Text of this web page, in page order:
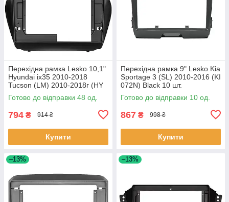
Перехідна рамка Lesko 10,1"
Hyundai ix35 2010-2018
Tucson (LM) 2010-2018г (HY
136T) Black 48 шт.
Готово до відправки 48 од.
794 ₴ 914 ₴
Купити
Перехідна рамка 9" Lesko Kia
Sportage 3 (SL) 2010-2016 (KI
072N) Black 10 шт.
Готово до відправки 10 од.
867 ₴ 998 ₴
Купити
–13% –13%